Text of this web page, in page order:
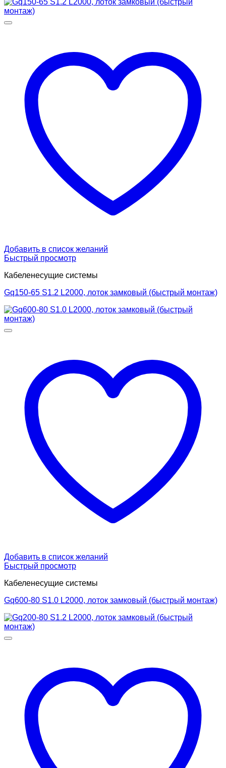
Добавить в список желаний
Быстрый просмотр
Кабеленесущие системы
Gq150-65 S1.2 L2000, лоток замковый (быстрый монтаж)
Добавить в список желаний
Быстрый просмотр
Кабеленесущие системы
Gq600-80 S1.0 L2000, лоток замковый (быстрый монтаж)